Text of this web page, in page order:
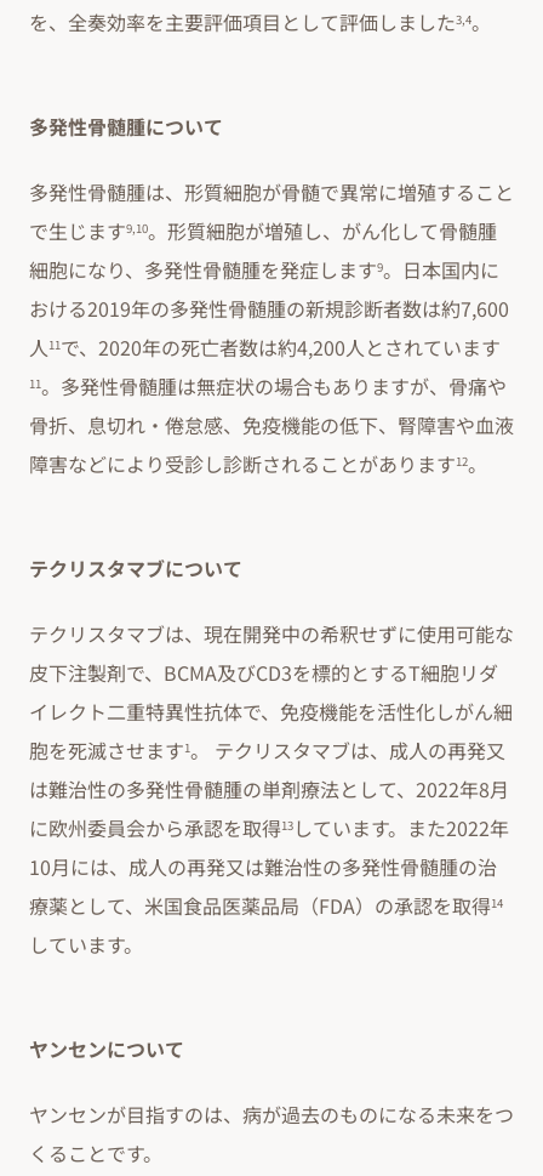
を、全奏効率を主要評価項目として評価しました3,4。
多発性骨髄腫について
多発性骨髄腫は、形質細胞が骨髄で異常に増殖すること
で生じます9,10。形質細胞が増殖し、がん化して骨髄腫
細胞になり、多発性骨髄腫を発症します9。日本国内に
おける2019年の多発性骨髄腫の新規診断者数は約7,600
人11で、2020年の死亡者数は約4,200人とされています
11。多発性骨髄腫は無症状の場合もありますが、骨痛や
骨折、息切れ・倦怠感、免疫機能の低下、腎障害や血液
障害などにより受診し診断されることがあります12。
テクリスタマブについて
テクリスタマブは、現在開発中の希釈せずに使用可能な
皮下注製剤で、BCMA及びCD3を標的とするT細胞リダ
イレクト二重特異性抗体で、免疫機能を活性化しがん細
胞を死滅させます1。 テクリスタマブは、成人の再発又
は難治性の多発性骨髄腫の単剤療法として、2022年8月
に欧州委員会から承認を取得13 しています。また2022年
10月には、成人の再発又は難治性の多発性骨髄腫の治
療薬として、米国食品医薬品局（FDA）の承認を取得14
しています。
ヤンセンについて
ヤンセンが目指すのは、病が過去のものになる未来をつ
くることです。